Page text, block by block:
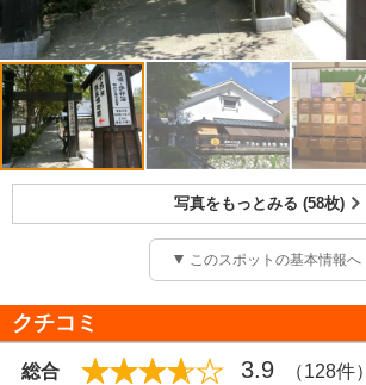
写真をもっとみる (58枚)
このスポットの基本情報へ
クチコミ
総合 3.9 （128件）